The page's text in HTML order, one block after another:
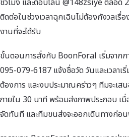
ชั่วโมง และตอบไลน์ @148zsiye ตลอด
ติดต่อในช่วงเวลาฉุกเฉินไม่ต้องกังวลเรื่
งานที่จะได้รับ
ขั้นตอนการสั่งกับ BoonForal เริ่มจาก
095-079-6187 แจ้งชื่อวัด วันและเวลา
ต้องการ และงบประมาณคร่าวๆ ทีมจะเ
ภายใน 30 นาที พร้อมส่งภาพประกอบ เ
จัดทันที และทีมขนส่งจะออกเดินทางก่อ